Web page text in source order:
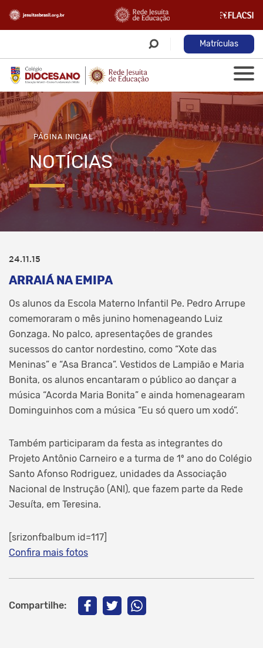
Matrículas
PÁGINA INICIAL
NOTÍCIAS
24.11.15
ARRAIÁ NA EMIPA
Os alunos da Escola Materno Infantil Pe. Pedro Arrupe
comemoraram o mês junino homenageando Luiz
Gonzaga. No palco, apresentações de grandes
sucessos do cantor nordestino, como “Xote das
Meninas” e “Asa Branca”. Vestidos de Lampião e Maria
Bonita, os alunos encantaram o público ao dançar a
música “Acorda Maria Bonita” e ainda homenagearam
Dominguinhos com a música “Eu só quero um xodó”.
Também participaram da festa as integrantes do
Projeto Antônio Carneiro e a turma de 1º ano do Colégio
Santo Afonso Rodriguez, unidades da Associação
Nacional de Instrução (ANI), que fazem parte da Rede
Jesuíta, em Teresina.
[srizonfbalbum id=117]
Confira mais fotos
Compartilhe: